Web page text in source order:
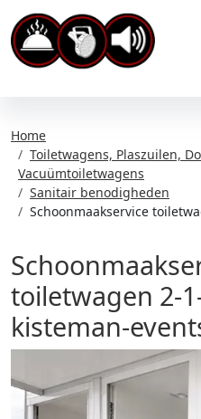
Home
Toiletwagens, Plaszuilen,
Vacuümtoiletwagens
Sanitair benodigheden
Schoonmaakservice
toiletwagen 2-
kisteman-